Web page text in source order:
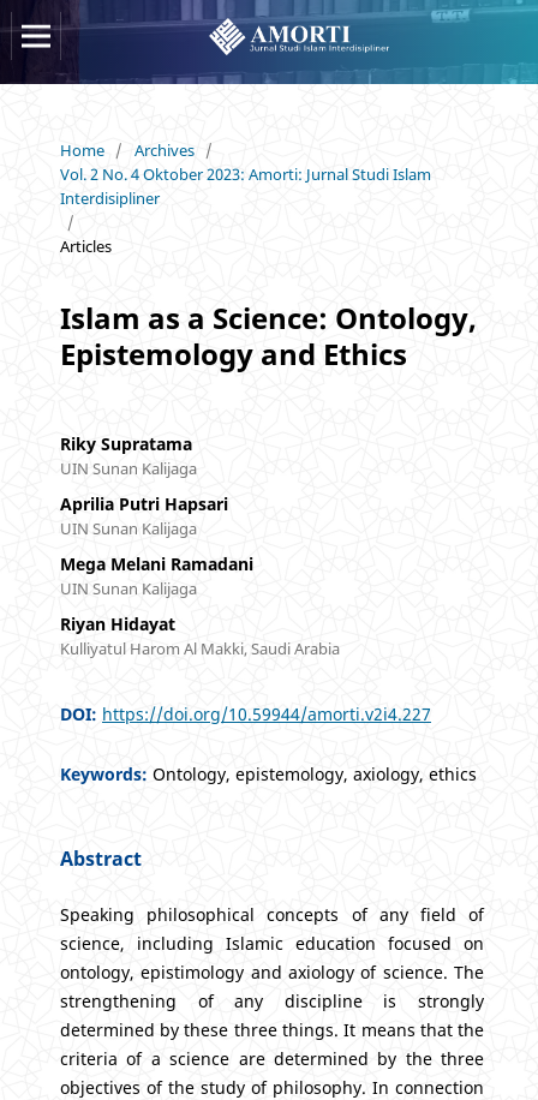
Home / Archives /
Vol. 2 No. 4 Oktober 2023: Amorti: Jurnal Studi Islam
Interdisipliner
/
Articles
Islam as a Science: Ontology,
Epistemology and Ethics
Riky Supratama
UIN Sunan Kalijaga
Aprilia Putri Hapsari
UIN Sunan Kalijaga
Mega Melani Ramadani
UIN Sunan Kalijaga
Riyan Hidayat
Kulliyatul Harom Al Makki, Saudi Arabia
DOI: https://doi.org/10.59944/amorti.v2i4.227
Keywords: Ontology, epistemology, axiology, ethics
Abstract
Speaking philosophical concepts of any field of
science, including Islamic education focused on
ontology, epistimology and axiology of science. The
strengthening of any discipline is strongly
determined by these three things. It means that the
criteria of a science are determined by the three
objectives of the study of philosophy. In connection